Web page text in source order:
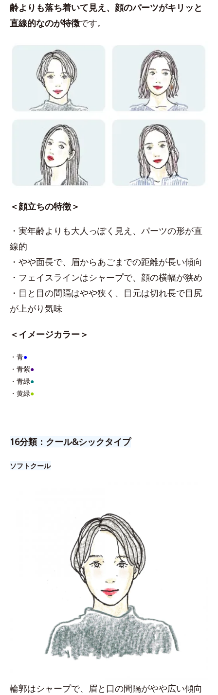
齢よりも落ち着いて見え、顔のパーツがキリッと
直線的なのが特徴です。
＜顔立ちの特徴＞
・実年齢よりも大人っぽく見え、パーツの形が直
線的
・やや面長で、眉からあごまでの距離が長い傾向
・フェイスラインはシャープで、顔の横幅が狭め
・目と目の間隔はやや狭く、目元は切れ長で目尻
が上がり気味
＜イメージカラー＞
・青●
・青紫●
・青緑●
・黄緑●
16分類：クール&シックタイプ
ソフトクール
輪郭はシャープで、眉と口の間隔がやや広い傾向